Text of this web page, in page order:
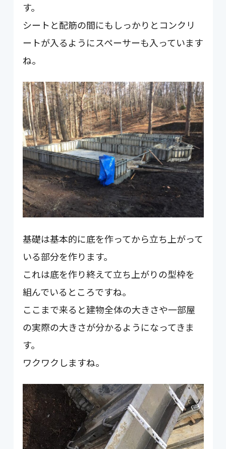
す。
シートと配筋の間にもしっかりとコンクリ
ートが入るようにスペーサーも入っています
ね。
基礎は基本的に底を作ってから立ち上がって
いる部分を作ります。
これは底を作り終えて立ち上がりの型枠を
組んでいるところですね。
ここまで来ると建物全体の大きさや一部屋
の実際の大きさが分かるようになってきま
す。
ワクワクしますね。